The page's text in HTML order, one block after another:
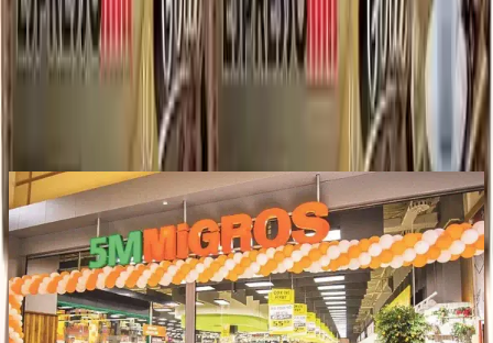
Yorum
Beğen
Ayın popüler yazıları